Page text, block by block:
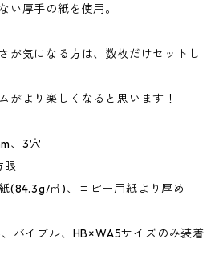
い厚手の紙を使用。
が気になる方は、数枚だけセットし
がより楽しくなると思います！
、3穴
眼
(84.3g/㎡)、コピー用紙より厚め
、バイブル、HB×WA5サイズのみ装着